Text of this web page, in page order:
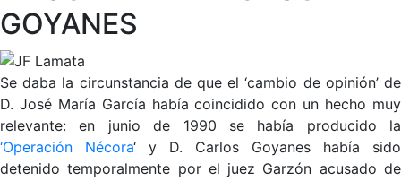
GOYANES
Se daba la circunstancia de que el ‘cambio de opinión’ de
D. José María García había coincidido con un hecho muy
relevante: en junio de 1990 se había producido la
‘Operación Nécora‘ y D. Carlos Goyanes había sido
detenido temporalmente por el juez Garzón acusado de